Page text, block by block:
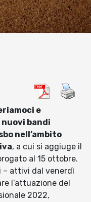
e
bandi
nell’ambito
, a cui si aggiuge il
al 15 ottobre.
– attivi dal venerdì
l’attuazione del
2022,